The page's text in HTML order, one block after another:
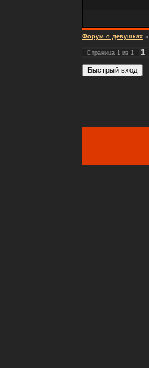
Форум о девушках »
Страница 1 из 1 1